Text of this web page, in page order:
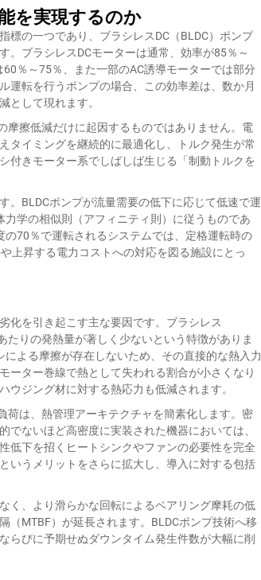
を実現するのか
標の一つであり、ブラシレスDC（BLDC）ポンプ
。ブラシレスDCモーターは通常、効率が85％～
％～75％、また一部のAC誘導モーターでは部分
運転を行うポンプの場合、この効率差は、数か月
として現れます。
摩擦低減だけに起因するものではありません。電
タイミングを継続的に最適化し、トルク発生が常
付きモーター系でしばしば生じる「制動トルクを
。BLDCポンプが流量需要の低下に応じて低速で運
学の相似則（アフィニティ則）に従うものであ
70％で運転されるシステムでは、定格運転時の
上昇する電力コストへの対応を図る施設にとっ
化を引き起こす主な要因です。ブラシレス
たりの発熱量が著しく少ないという特徴がありま
よる摩擦が存在しないため、その直接的な熱入力
ーター巻線で熱として失われる割合が小さくなり
ウジング材に対する熱応力も低減されます。
荷は、熱管理アーキテクチャを簡素化します。密
ないほど高密度に実装された機器においては、
低下を招くヒートシンクやファンの必要性を完全
いうメリットをさらに拡大し、導入に対する包括
く、より滑らかな回転によるベアリング摩耗の低
（MTBF）が延長されます。BLDCポンプ技術へ移
らびに予期せぬダウンタイム発生件数が大幅に削